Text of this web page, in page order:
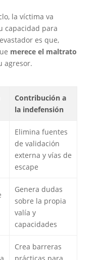
la víctima va
capacidad para
es que,
merece el maltrato
agresor.
Contribución a
la indefensión
Elimina fuentes
de validación
externa y vías de
escape
Genera dudas
sobre la propia
valía y
capacidades
Crea barreras